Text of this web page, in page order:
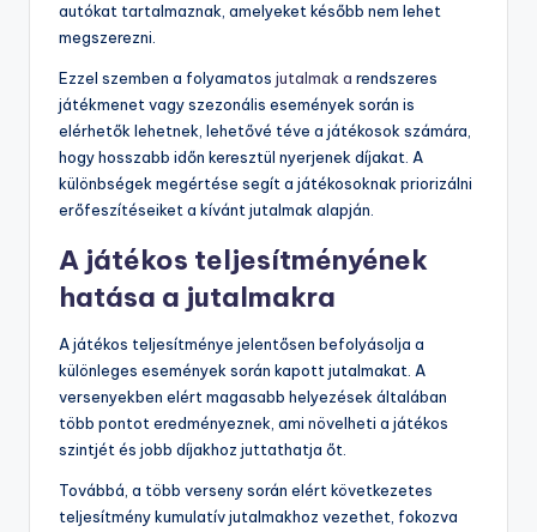
autókat tartalmaznak, amelyeket később nem lehet
megszerezni.
Ezzel szemben a folyamatos jutalmak a rendszeres
játékmenet vagy szezonális események során is
elérhetők lehetnek, lehetővé téve a játékosok számára,
hogy hosszabb időn keresztül nyerjenek díjakat. A
különbségek megértése segít a játékosoknak priorizálni
erőfeszítéseiket a kívánt jutalmak alapján.
A játékos teljesítményének
hatása a jutalmakra
A játékos teljesítménye jelentősen befolyásolja a
különleges események során kapott jutalmakat. A
versenyekben elért magasabb helyezések általában
több pontot eredményeznek, ami növelheti a játékos
szintjét és jobb díjakhoz juttathatja őt.
Továbbá, a több verseny során elért következetes
teljesítmény kumulatív jutalmakhoz vezethet, fokozva